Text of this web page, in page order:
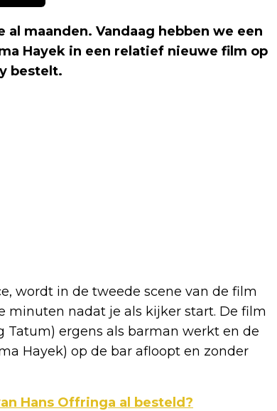
maanden. Vandaag hebben we een
Hayek in een relatief nieuwe film op
bestelt.
wordt in de tweede scene van de film
minuten nadat je als kijker start. De film
ergens als barman werkt en de
Hayek) op de bar afloopt en zonder
Hans Offringa al besteld?